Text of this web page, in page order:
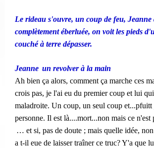
Le rideau s'ouvre, un coup de feu, Jeanne
complètement éberluée, on voit les pieds
couché à terre dépasser.
Jeanne un revolver à la main
Ah bien ça alors, comment ça marche ces
crois pas, je l'ai eu du premier coup et lui
maladroite. Un coup, un seul coup et...pfuitt
personne. Il est là....mort...non mais ce n'est
… et si, pas de doute ; mais quelle idée,
a t-il eue de laisser traîner ce truc? Y'a que